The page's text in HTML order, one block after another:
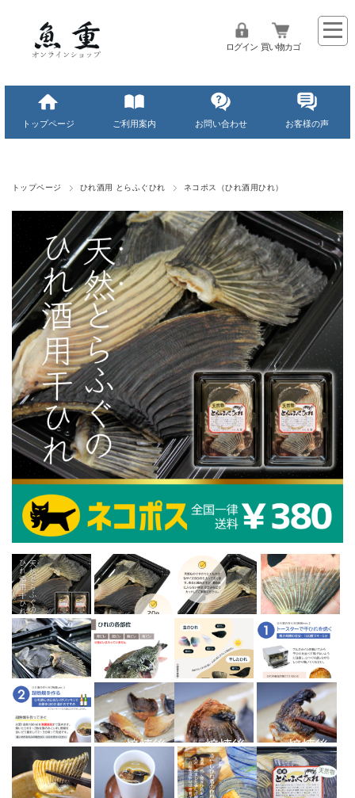
ログイン 買い物カゴ
トップページ ご利用案内 お問い合わせ お客様の声
トップページ ひれ酒用 とらふぐひれ ネコポス（ひれ酒用ひれ）